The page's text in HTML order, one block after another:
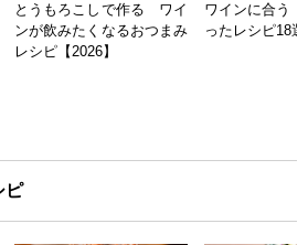
とうもろこしで作る ワイ
ンが飲みたくなるおつまみ
レシピ【2026】
ワインに合う
ったレシピ18
ピ